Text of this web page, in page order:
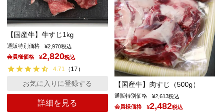
【国産牛】牛すじ1kg
通販特別価格 ¥2,970税込
会員様価格
¥2,820税込
4.71 （ 17 ）
詳細を見る
お気に入りに登録する 【国産牛】肉すじ（500g）
通販特別価格 ¥2,613税込
会員様価格
¥2,482税込